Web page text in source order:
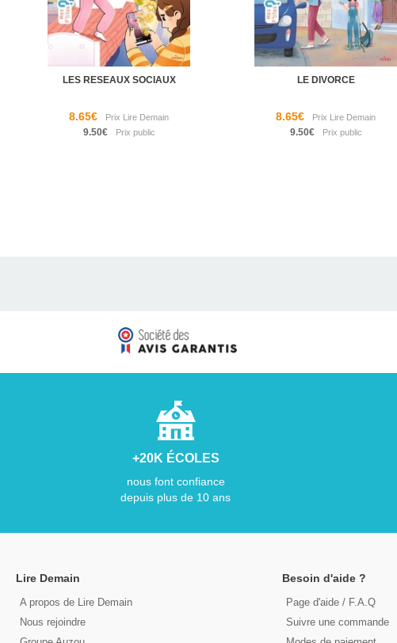
LES RESEAUX SOCIAUX
8.65€
9.50€
LE DIVORCE
8.65€
9.50€
+20K ÉCOLES
nous font confiance
depuis plus de 10 ans
Lire Demain
A propos de Lire Demain
Nous rejoindre
Besoin d'aide ?
Page d'aide / F.A.Q
Suivre une commande